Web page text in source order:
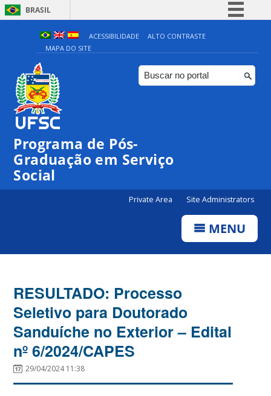
BRASIL
Simplifique!
Comunica BR
Participe
ACESSIBILIDADE
ALTO CONTRASTE
MAPA DO SITE
Programa de Pós-
Graduação em Serviço
Social
Private Area Site Administrators
MENU
RESULTADO: Processo
Seletivo para Doutorado
Sanduíche no Exterior – Edital
nº 6/2024/CAPES
29/04/2024 11:38